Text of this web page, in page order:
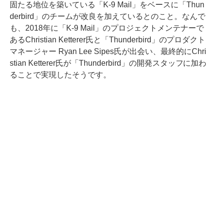
固たる地位を築いている「K-9 Mail」をベースに「Thun
derbird」のチームが改良を加えているとのこと。なんで
も、2018年に「K-9 Mail」のプロジェクトメンテナーで
あるChristian Ketterer氏と「Thunderbird」のプロダクト
マネージャー Ryan Lee Sipes氏が出会い、最終的にChri
stian Ketterer氏が「Thunderbird」の開発スタッフに加わ
ることで実現したそうです。